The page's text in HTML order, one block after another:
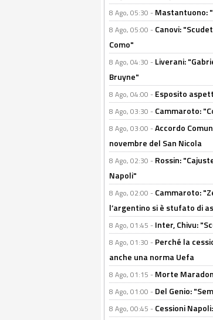
8 Ago, 05:30 - Mastantuono:
8 Ago, 05:00 - Canovi:
Como"
8 Ago, 04:30 - Liverani:
Bruyne"
8 Ago, 04:00 - Esposito
8 Ago, 03:30 - Cammaroto:
8 Ago, 03:00 -Accordo
novembre del San Nicola
8 Ago, 02:30 - Rossin:
Napoli"
8 Ago, 02:00 - Cammaroto:
l’argentino si è stufato di
8 Ago, 01:45 - Inter, Chivu:
8 Ago, 01:30 - Perché la
anche una norma Uefa
8 Ago, 01:15 - Morte
8 Ago, 01:00 - Del Genio:
8 Ago, 00:45 - Cessioni